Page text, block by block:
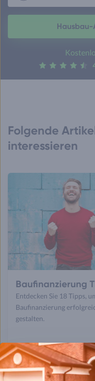
Hausbau-
Folgende
interessieren
Baufinanzierung
Entdecken Sie 18 Tipps,
Baufinanzierung
gestalten.
Weitere Artikel